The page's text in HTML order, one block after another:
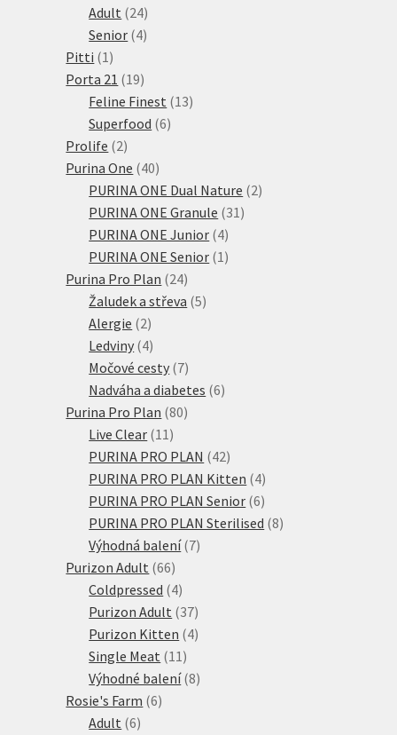
Adult 2424
produktů
Senior 44
Pitti 1 1
produkt
Porta 21 1919
produktů
Feline Finest 1313
Superfood 66
Prolife 22
produkty
Purina One 4040
produktů
PURINA ONE Dual Nature 22
PURINA ONE Granule 31 31
PURINA ONE Junior 44
produkty
PURINA ONE Senior 1 1
Purina Pro Plan 2424
produktů
Žaludek a střeva 55
Alergie 22
produkty
Ledviny 44
produkty
Močové cesty 77
produktů
Nadváha a diabetes 66
Purina Pro Plan 8080
Live Clear 11 11
produktů
PURINA PRO PLAN 4242
produktů
PURINA PRO PLAN Kitten 44
produkty
PURINA PRO PLAN Senior 66
produktů
PURINA PRO PLAN Sterilised 88
Výhodná balení 77
Purizon Adult 6666
produktů
Coldpressed 44
produkty
Purizon Adult 3737
produktů
Purizon Kitten 44
Single Meat 11 11
produktů
Výhodné balení 88
Rosie's Farm 66
Adult 66